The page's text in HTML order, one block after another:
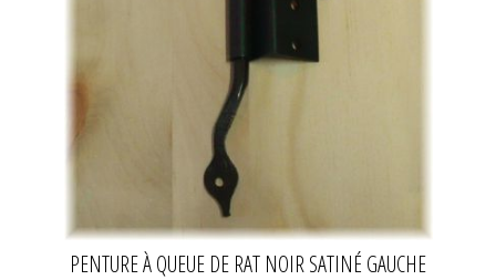
PENTURE À QUEUE DE RAT NOIR SATINÉ GAUCHE